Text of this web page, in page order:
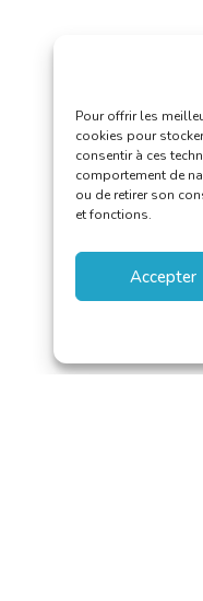
Pour offrir les
cookies pour
consentir à ces
comportement de
ou de retirer son
et fonctions.
Accepter